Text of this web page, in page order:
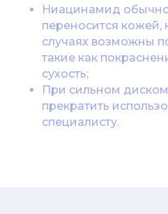
Ниацинамид
переносится кожей,
случаях возможны
такие как
сухость;
При сильном
прекратить
специалисту.